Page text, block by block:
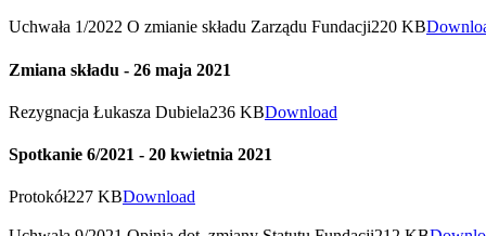
Uchwała 1/2022 O zmianie składu Zarządu Fundacji220 KB
Zmiana składu - 26 maja 2021
Rezygnacja Łukasza Dubiela236 KBDownload
Spotkanie 6/2021 - 20 kwietnia 2021
Protokół227 KBDownload